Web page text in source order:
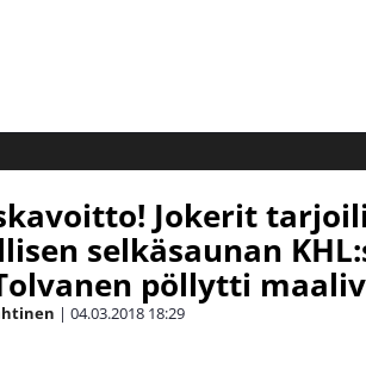
Jokerit tarjoili
selkäsaunan
pöllytti
| 04.03.2018 18:29